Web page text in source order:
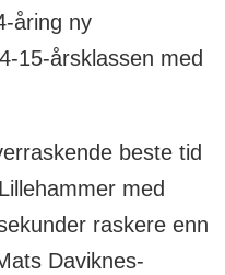
åring ny
15-årsklassen med
beste tid
med
raskere enn
Daviknes-